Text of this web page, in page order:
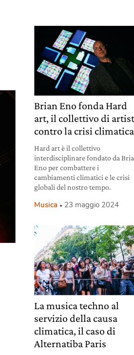
Brian Eno fonda Hard
art, il collettivo di
contro la crisi climatica
Hard art è il collettivo
interdisciplinare fondato da
Eno per combattere i
cambiamenti climatici e le crisi
globali del nostro tempo.
Musica 23 maggio 2024
La musica techno al
servizio della causa
climatica, il caso di
Alternatiba Paris